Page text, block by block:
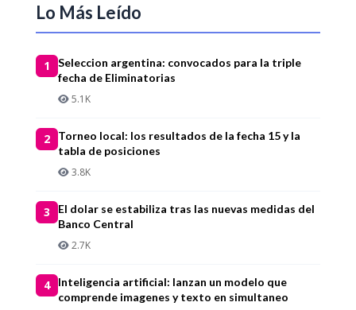
Lo Más Leído
1
Seleccion argentina: convocados para la triple
fecha de Eliminatorias
5.1K
2
Torneo local: los resultados de la fecha 15 y la
tabla de posiciones
3.8K
3
El dolar se estabiliza tras las nuevas medidas del
Banco Central
2.7K
4
Inteligencia artificial: lanzan un modelo que
comprende imagenes y texto en simultaneo